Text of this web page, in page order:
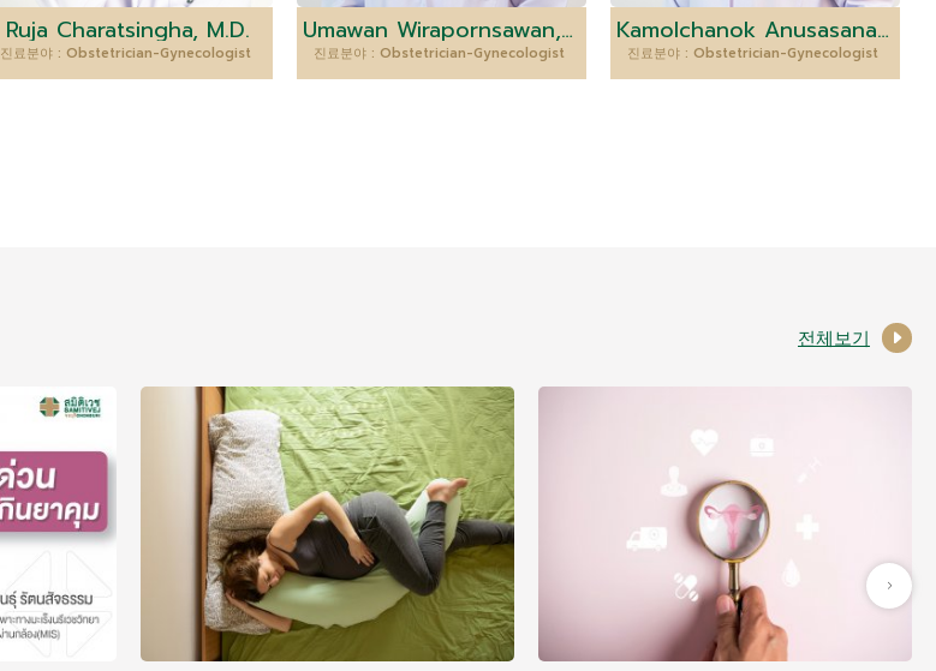
Ruja Charatsingha, M.D.
진료분야 : Obstetrician-Gynecologist
Umawan Wirapornsawan, M.D.
진료분야 : Obstetrician-Gynecologist
Kamolchanok Anusasananant, M.D.
진료분야 : Obstetrician-Gynecologist
전체보기